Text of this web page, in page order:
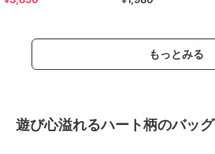
もっとみる
遊び心溢れるハート柄のバッグ